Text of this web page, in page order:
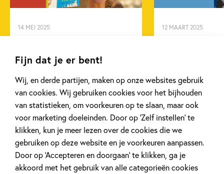
Fijn dat je er bent!
Wij, en derde partijen, maken op onze websites gebruik
van cookies. Wij gebruiken cookies voor het bijhouden
van statistieken, om voorkeuren op te slaan, maar ook
voor marketing doeleinden. Door op ‘Zelf instellen’ te
klikken, kun je meer lezen over de cookies die we
gebruiken op deze website en je voorkeuren aanpassen.
Door op ‘Accepteren en doorgaan’ te klikken, ga je
akkoord met het gebruik van alle categorieën cookies
14 MEI 2025
Lees meer
12 MAART 2025
Lees meer
Bekijk alle artikelen